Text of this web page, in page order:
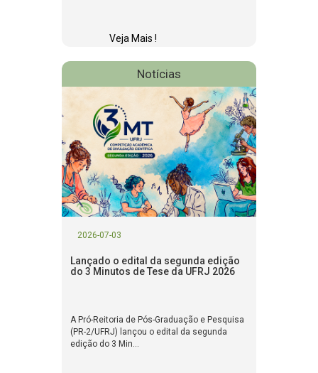
Veja Mais !
Notícias
2026-07-03
Lançado o edital da segunda edição
do 3 Minutos de Tese da UFRJ 2026
A Pró-Reitoria de Pós-Graduação e Pesquisa
(PR-2/UFRJ) lançou o edital da segunda
edição do 3 Min...